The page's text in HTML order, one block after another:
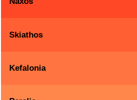
Skiathos
Kefalonia